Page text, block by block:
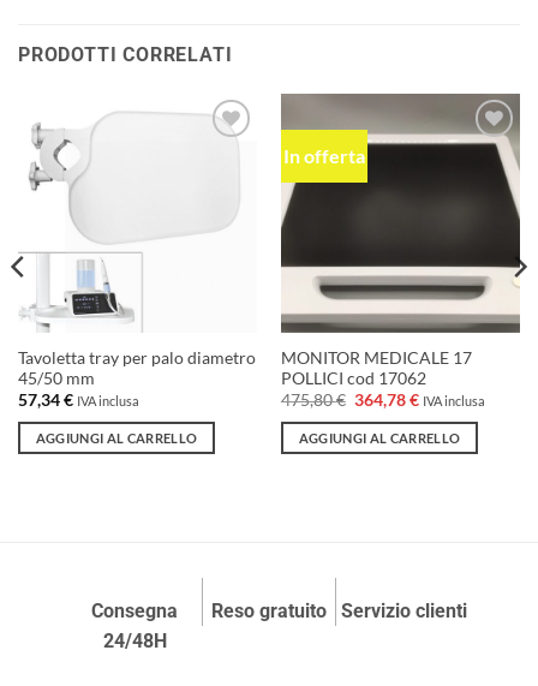
PRODOTTI CORRELATI
Tavoletta tray per palo diametro
45/50 mm
57,34€ IVA inclusa
AGGIUNGI AL CARRELLO
In offerta
Aggiungi
alla lista
MONITOR MEDICALE 17
POLLICI cod 17062
475,80€ Il
prezzo
originale
era:
364,78€Il
attuale
è:
IVA inclusa
AGGIUNGI AL CARRELLO
Consegna
24/48H
Reso gratuito Servizio clienti